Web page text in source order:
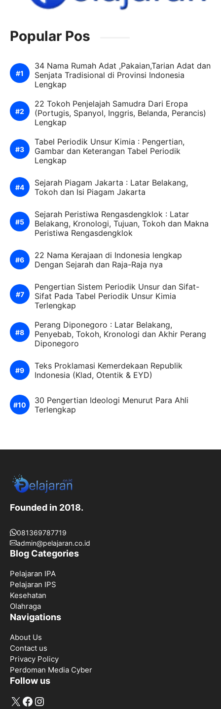
Popular Pos
34 Nama Rumah Adat ,Pakaian,Tarian Adat dan
Senjata Tradisional di Provinsi Indonesia
Lengkap
22 Tokoh Penjelajah Samudra Dari Eropa
(Portugis, Spanyol, Inggris, Belanda, Perancis)
Lengkap
Tabel Periodik Unsur Kimia : Pengertian,
Gambar dan Keterangan Tabel Periodik
Lengkap
Sejarah Piagam Jakarta : Latar Belakang,
Tokoh dan Isi Piagam Jakarta
Sejarah Peristiwa Rengasdengklok : Latar
Belakang, Kronologi, Tujuan, Tokoh dan Makna
Peristiwa Rengasdengklok
22 Nama Kerajaan di Indonesia lengkap
Dengan Sejarah dan Raja-Raja nya
Pengertian Sistem Periodik Unsur dan Sifat-
Sifat Pada Tabel Periodik Unsur Kimia
Terlengkap
Perang Diponegoro : Latar Belakang,
Penyebab, Tokoh, Kronologi dan Akhir Perang
Diponegoro
Teks Proklamasi Kemerdekaan Republik
Indonesia (Klad, Otentik & EYD)
30 Pengertian Ideologi Menurut Para Ahli
Terlengkap
Founded in 2018.
081369787719
admin@pelajaran.co.id
Blog Categories
Pelajaran IPA
Pelajaran IPS
Kesehatan
Olahraga
Navigations
About Us
Contact us
Privacy Policy
Perdoman Media Cyber
Follow us
X Facebook
Instagram